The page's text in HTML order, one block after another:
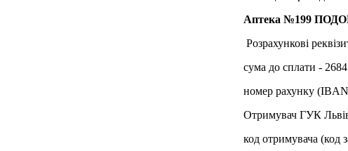
Аптека №199
Розрахункові
сума до сплати -
номер рахунку
Отримувач ГУК
код отримувача